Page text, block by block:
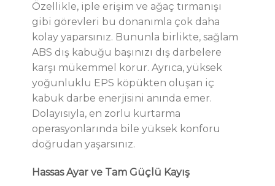
Özellikle, iple erişim ve ağaç tırmanışı
gibi görevleri bu donanımla çok daha
kolay yaparsınız. Bununla birlikte, sağlam
ABS dış kabuğu başınızı dış darbelere
karşı mükemmel korur. Ayrıca, yüksek
yoğunluklu EPS köpükten oluşan iç
kabuk darbe enerjisini anında emer.
Dolayısıyla, en zorlu kurtarma
operasyonlarında bile yüksek konforu
doğrudan yaşarsınız.
Hassas Ayar ve Tam Güçlü Kayış